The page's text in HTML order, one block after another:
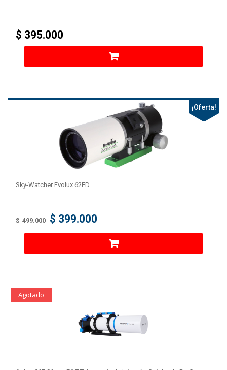
$ 395.000
¡Oferta!
Sky-Watcher Evolux 62ED
$ 499.000 $ 399.000
Agotado